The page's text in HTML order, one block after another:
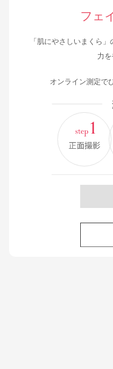
フェ
「肌にやさしいまくら
力
オンライン測定で